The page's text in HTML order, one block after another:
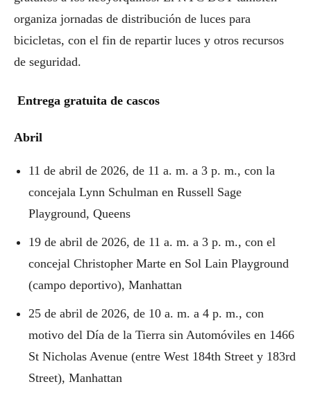
organiza jornadas de distribución de luces para
bicicletas, con el fin de repartir luces y otros recursos
de seguridad.
Entrega gratuita de cascos
Abril
11 de abril de 2026, de 11 a. m. a 3 p. m., con la
concejala Lynn Schulman en Russell Sage
Playground, Queens
19 de abril de 2026, de 11 a. m. a 3 p. m., con el
concejal Christopher Marte en Sol Lain Playground
(campo deportivo), Manhattan
25 de abril de 2026, de 10 a. m. a 4 p. m., con
motivo del Día de la Tierra sin Automóviles en 1466
St Nicholas Avenue (entre West 184th Street y 183rd
Street), Manhattan